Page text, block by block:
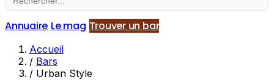
Annuaire Le mag Trouver un bar
Accueil
/ Bars
/ Urban Style